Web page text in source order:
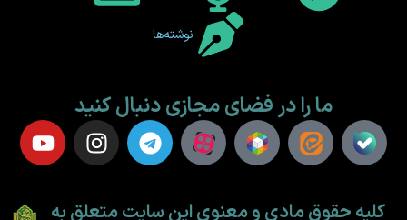
نوشته‌ها
ما را در فضای مجازی دنبال کنید
کلیه حقوق مادی و معنوی این سایت متعلق به